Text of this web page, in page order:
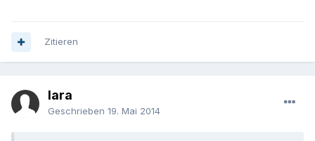
Zitieren
lara
Geschrieben 19. Mai 2014